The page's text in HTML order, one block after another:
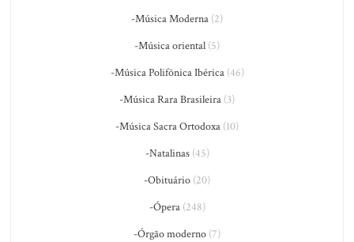
-Música Moderna (2)
-Música oriental (5)
-Música Polifônica Ibérica(46)
-Música Rara Brasileira (3)
-Música Sacra Ortodoxa (10)
-Natalinas(45)
-Obituário (20)
-Ópera(248)
-Órgão moderno (7)